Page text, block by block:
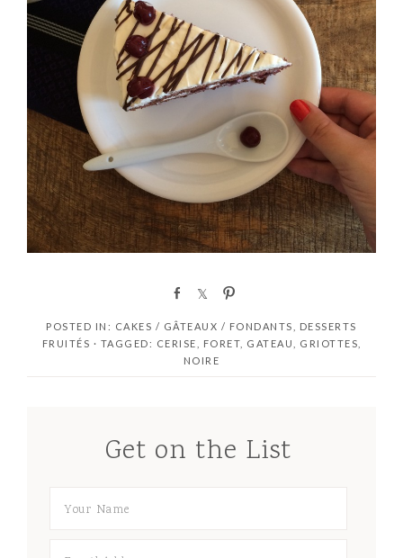
a
r
e
a
r
e
n
POSTED IN: CAKES / GÂTEAUX / FONDANTS
DESSERTS
FRUITÉS · TAGGED: CERISE FORET GATEAU GRIOTTES
NOIRE
Get on the List